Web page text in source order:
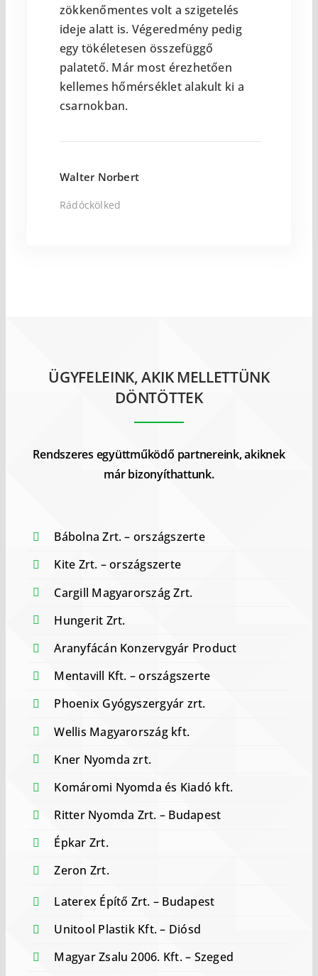
zökkenőmentes volt a szigetelés
ideje alatt is. Végeredmény pedig
egy tökéletesen összefüggő
palatető. Már most érezhetően
kellemes hőmérséklet alakult ki a
csarnokban.
Walter Norbert
Rádóckölked
ÜGYFELEINK, AKIK MELLETTÜNK
DÖNTÖTTEK
Rendszeres együttműködő partnereink, akiknek
már bizonyíthattunk.
Bábolna Zrt. – országszerte
Kite Zrt. – országszerte
Cargill Magyarország Zrt.
Hungerit Zrt.
Aranyfácán Konzervgyár Product
Mentavill Kft. – országszerte
Phoenix Gyógyszergyár zrt.
Wellis Magyarország kft.
Kner Nyomda zrt.
Komáromi Nyomda és Kiadó kft.
Ritter Nyomda Zrt. – Budapest
Épkar Zrt.
Zeron Zrt.
Laterex Építő Zrt. – Budapest
Unitool Plastik Kft. – Diósd
Magyar Zsalu 2006. Kft. – Szeged